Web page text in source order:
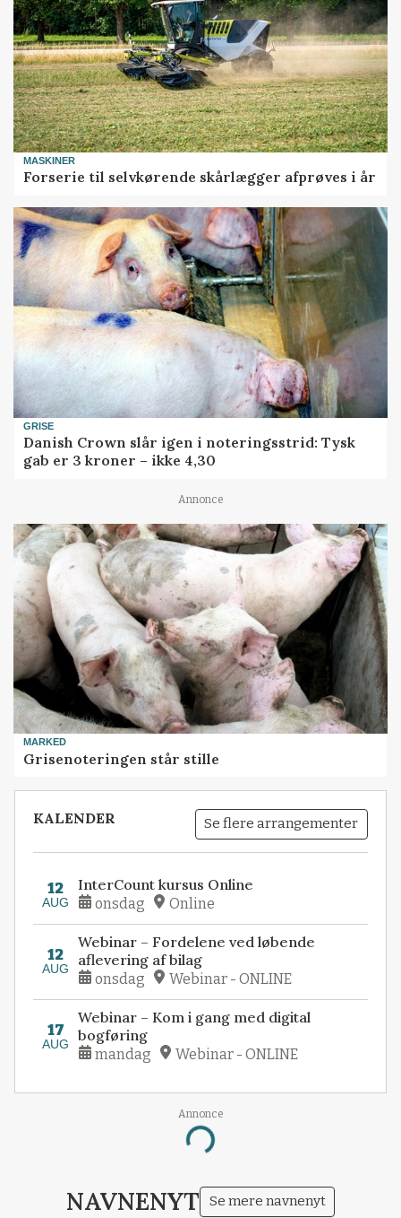
MASKINER
Forserie til selvkørende skårlægger afprøves i år
GRISE
Danish Crown slår igen i noteringsstrid: Tysk
gab er 3 kroner – ikke 4,30
Annonce
MARKED
Grisenoteringen står stille
KALENDER Se flere arrangementer
12
AUG
InterCount kursus Online
onsdag Online
12
AUG
Webinar – Fordelene ved løbende
aflevering af bilag
onsdag Webinar - ONLINE
17
AUG
Webinar – Kom i gang med digital
bogføring
mandag Webinar - ONLINE
Annonce
Loading...
NAVNENYT Se mere navnenyt